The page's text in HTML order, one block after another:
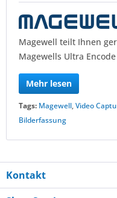
Magewell teilt Ihnen
Magewells Ultra
Mehr lesen
Tags: Magewell,Video
Bilderfassung
Kontakt